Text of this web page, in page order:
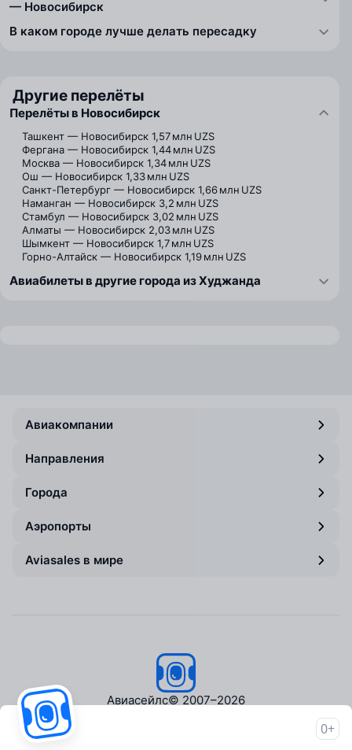
— Новосибирск
В каком городе лучше делать пересадку
Другие перелёты
Перелёты в Новосибирск
Ташкент — Новосибирск 1,57 млн UZS
Фергана — Новосибирск 1,44 млн UZS
Москва — Новосибирск 1,34 млн UZS
Ош — Новосибирск 1,33 млн UZS
Санкт-Петербург — Новосибирск 1,66 млн UZS
Наманган — Новосибирск 3,2 млн UZS
Стамбул — Новосибирск 3,02 млн UZS
Алматы — Новосибирск 2,03 млн UZS
Шымкент — Новосибирск 1,7 млн UZS
Горно-Алтайск — Новосибирск 1,19 млн UZS
Авиабилеты в другие города из Худжанда
Авиакомпании
Направления
Города
Аэропорты
Aviasales в мире
Авиасейлс© 2007–2026
0+